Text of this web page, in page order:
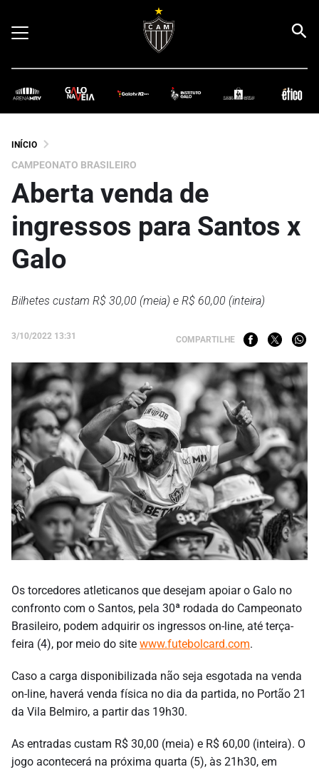
INÍCIO
CAMPEONATO BRASILEIRO
Aberta venda de
ingressos para Santos x
Galo
Bilhetes custam R$ 30,00 (meia) e R$ 60,00 (inteira)
3/10/2022 13:31 COMPARTILHE
Os torcedores atleticanos que desejam apoiar o Galo no
confronto com o Santos, pela 30ª rodada do Campeonato
Brasileiro, podem adquirir os ingressos on-line, até terça-
feira (4), por meio do site www.futebolcard.com.
Caso a carga disponibilizada não seja esgotada na venda
on-line, haverá venda física no dia da partida, no Portão 21
da Vila Belmiro, a partir das 19h30.
As entradas custam R$ 30,00 (meia) e R$ 60,00 (inteira). O
jogo acontecerá na próxima quarta (5), às 21h30, em